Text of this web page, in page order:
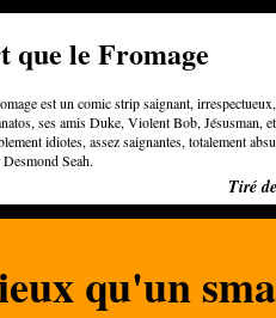
que le Fromage
est un comic strip saignant,
ses amis Duke, Violent Bob, Jésusman,
idiotes, assez saignantes, totalement
Seah.
Tiré
qu'un